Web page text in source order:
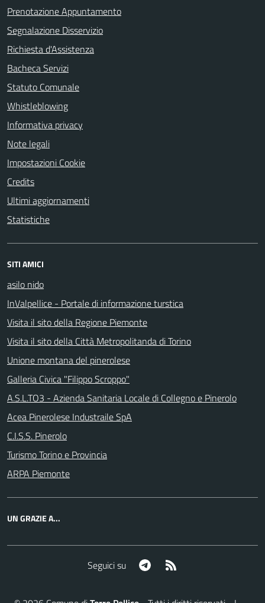
Prenotazione Appuntamento
Segnalazione Disservizio
Richiesta d'Assistenza
Bacheca Servizi
Statuto Comunale
Whistleblowing
Informativa privacy
Note legali
Impostazioni Cookie
Credits
Ultimi aggiornamenti
Statistiche
SITI AMICI
asilo nido
InValpellice - Portale di informazione turstica
Visita il sito della Regione Piemonte
Visita il sito della Città Metropolitanda di Torino
Unione montana del pinerolese
Galleria Civica "Filippo Scroppo"
A.S.L.TO3 - Azienda Sanitaria Locale di Collegno e Pinerolo
Acea Pinerolese Industraile SpA
C.I.S.S. Pinerolo
Turismo Torino e Provincia
ARPA Piemonte
UN GRAZIE A...
Seguici su Telegram